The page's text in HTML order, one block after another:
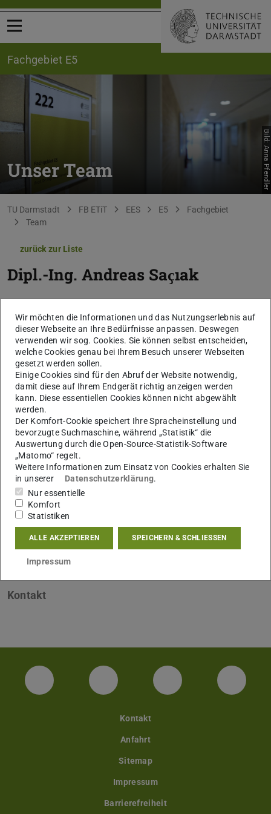
Menü öffnen
Fachgebiet E5
Unser Team Bild: Anna Pfendler
Sie befinden sich hier:
TU Darmstadt FB ETiT EES E5
Fachgebiet
Team
zurück zur Liste
Dipl.-Ing. Andreas Saҫıak
E5-Alumni
Kontakt
Facebook Twitter LinkedIn
Kontakt
Anfahrt
Sitemap
Impressum
Barrierefreiheit
Wir möchten die Informationen und das Nutzungserlebnis auf
dieser Webseite an Ihre Bedürfnisse anpassen. Deswegen
verwenden wir sog. Cookies. Sie können selbst entscheiden,
welche Cookies genau bei Ihrem Besuch unserer Webseiten
gesetzt werden sollen.
Einige Cookies sind für den Abruf der Website notwendig,
damit diese auf Ihrem Endgerät richtig anzeigen werden
kann. Diese essentiellen Cookies können nicht abgewählt
werden.
Der Komfort-Cookie speichert Ihre Spracheinstellung und
bevorzugte Suchmaschine, während „Statistik“ die
Auswertung durch die Open-Source-Statistik-Software
„Matomo“ regelt.
Weitere Informationen zum Einsatz von Cookies erhalten Sie
in unserer
Datenschutzerklärung.
Nur essentielle
Komfort
Statistiken
ALLE AKZEPTIEREN SPEICHERN & SCHLIESSEN
Impressum